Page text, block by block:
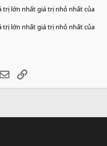
trị lớn nhất giá trị nhỏ nhất của
trị lớn nhất giá trị nhỏ nhất của
EmailLink